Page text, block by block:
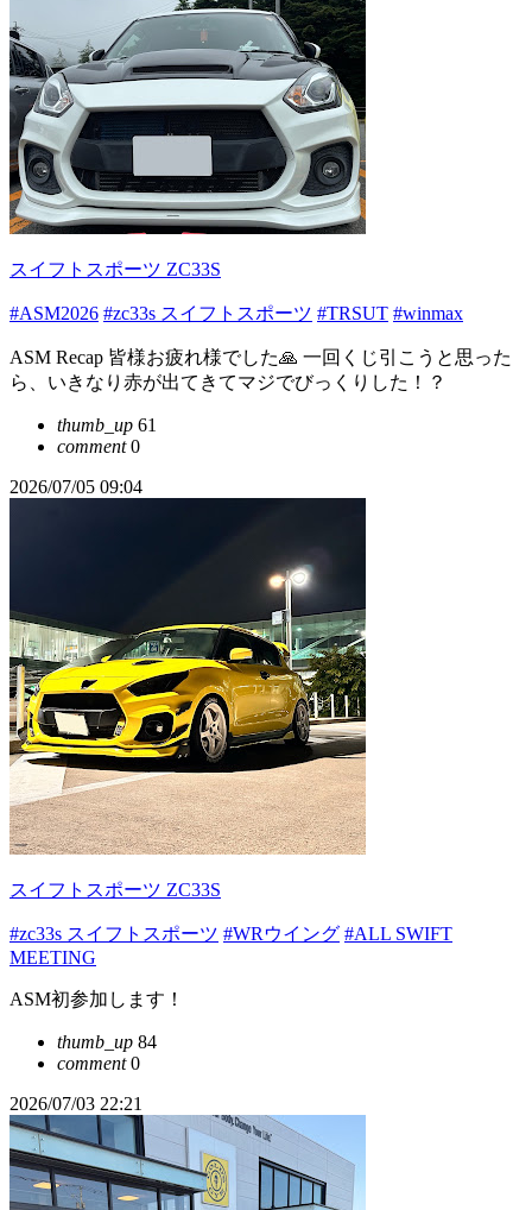
スイフトスポーツ ZC33S
#ASM2026 #zc33s スイフトスポーツ #TRSUT #winmax
ASM Recap 皆様お疲れ様でした🙏 一回くじ引こうと思った
ら、いきなり赤が出てきてマジでびっくりした！？
thumb_up 61
comment0
2026/07/05 09:04
スイフトスポーツ ZC33S
#zc33s スイフトスポーツ #WRウイング #ALL SWIFT
MEETING
ASM初参加します！
thumb_up 84
comment0
2026/07/03 22:21